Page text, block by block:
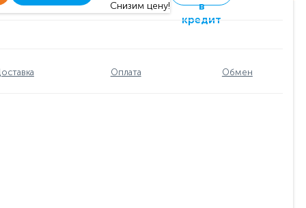
Снизим цену!
в
кредит
Оплата Обмен